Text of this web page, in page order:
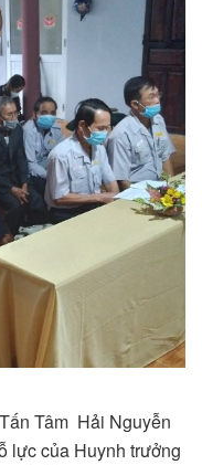
Tâm Hải Nguyễn
lực của Huynh trưởng